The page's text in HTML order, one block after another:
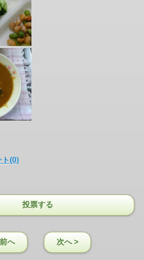
ト(0)
投票する
へ 次へ >